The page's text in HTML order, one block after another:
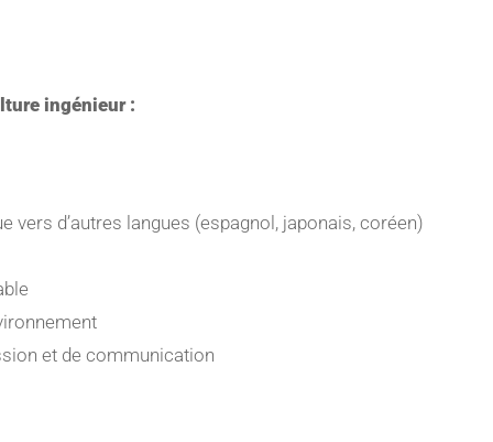
ingénieur :
vers d’autres langues (espagnol, japonais, coréen)
et de communication